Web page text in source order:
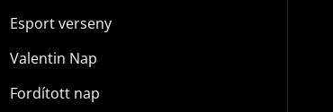
Esport verseny
Valentin Nap
Fordított nap